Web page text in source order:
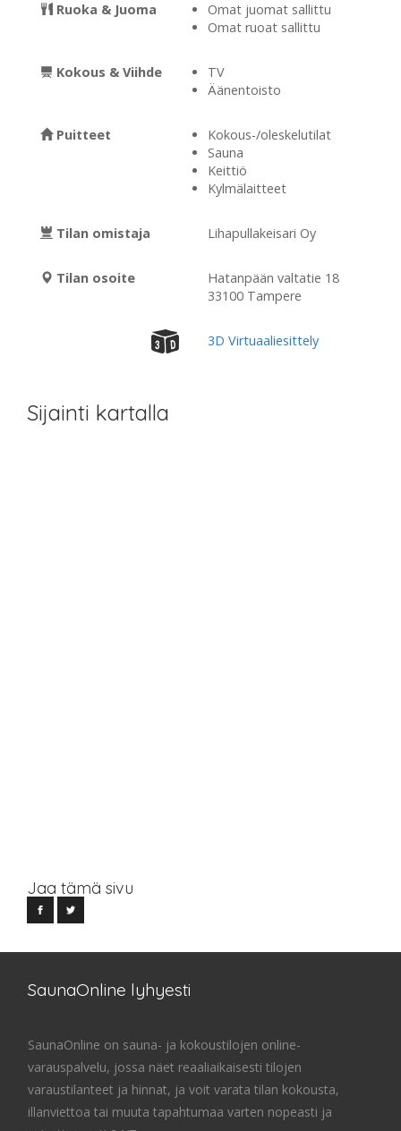
Ruoka & Juoma
Omat juomat sallittu
Omat ruoat sallittu
Kokous & Viihde
TV
Äänentoisto
Puitteet
Kokous-/oleskelutilat
Sauna
Keittiö
Kylmälaitteet
Tilan omistaja Lihapullakeisari Oy
Tilan osoite
Hatanpään valtatie 18
33100 Tampere
3D Virtuaaliesittely
Sijainti kartalla
Jaa tämä sivu
SaunaOnline lyhyesti
SaunaOnline on sauna- ja kokoustilojen online-
varauspalvelu, jossa näet reaaliaikaisesti tilojen
varaustilanteet ja hinnat, ja voit varata tilan kokousta,
illanviettoa tai muuta tapahtumaa varten nopeasti ja